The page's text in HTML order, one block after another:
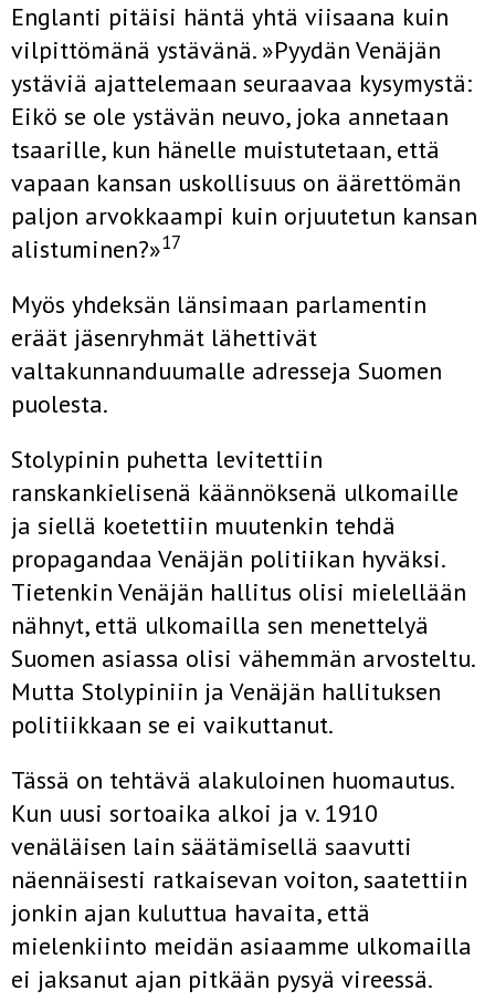
Englanti pitäisi häntä yhtä viisaana kuin
vilpittömänä ystävänä. »Pyydän Venäjän
ystä­viä ajattelemaan seuraavaa kysymystä:
Eikö se ole ystävän neuvo, joka annetaan
tsaarille, kun hänelle muistutetaan, että
vapaan kansan uskollisuus on äärettömän
paljon arvokkaampi kuin orjuutetun kansan
alistuminen?»17
Myös yhdeksän länsimaan parlamentin
eräät jäsenryhmät lähettivät
valtakunnanduumalle adresseja Suomen
puolesta.
Stolypinin puhetta levitettiin
ranskankielisenä käännöksenä ulko­maille
ja siellä koetettiin muutenkin tehdä
propagandaa Venäjän poli­tiikan hyväksi.
Tietenkin Venäjän hallitus olisi mielellään
nähnyt, että ulkomailla sen menettelyä
Suomen asiassa olisi vähemmän arvosteltu.
Mutta Stolypiniin ja Venäjän hallituksen
politiikkaan se ei vaikuttanut.
Tässä on tehtävä alakuloinen huomautus.
Kun uusi sortoaika alkoi ja v. 1910
venäläisen lain säätämisellä saavutti
näennäisesti ratkaise­van voiton, saatettiin
jonkin ajan kuluttua havaita, että
mielenkiinto meidän asiaamme ulkomailla
ei jaksanut ajan pitkään pysyä vireessä.